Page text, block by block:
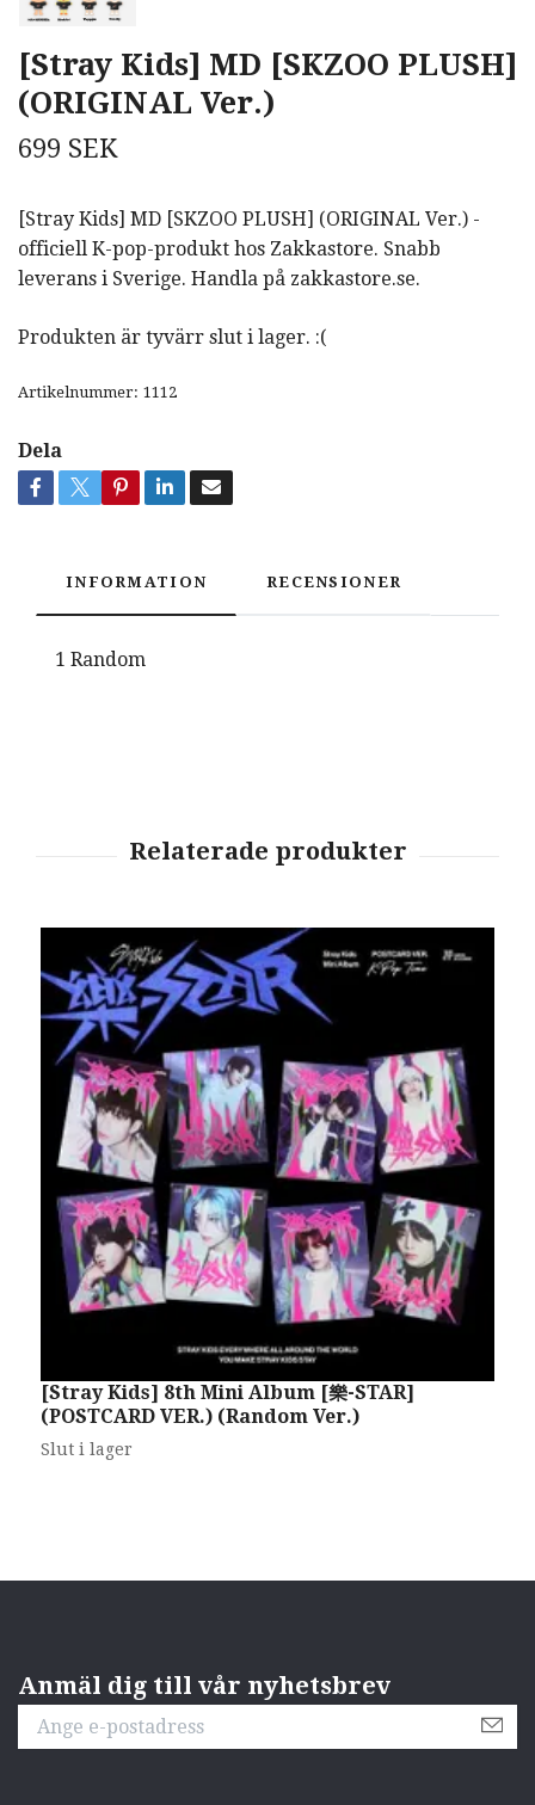
[Stray Kids] MD [SKZOO PLUSH]
(ORIGINAL Ver.)
699 SEK
[Stray Kids] MD [SKZOO PLUSH] (ORIGINAL Ver.) -
officiell K-pop-produkt hos Zakkastore. Snabb
leverans i Sverige. Handla på zakkastore.se.
Produkten är tyvärr slut i lager. :(
Artikelnummer: 1112
Dela
INFORMATION RECENSIONER
1 Random
[Stray Kids] 8th Mini Album [樂-STAR]
(POSTCARD VER.) (Random Ver.)
Slut i lager
Anmäl dig till vår nyhetsbrev